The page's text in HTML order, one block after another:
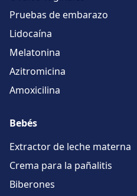
Pruebas de embarazo
Lidocaína
Melatonina
Azitromicina
Amoxicilina
Bebés
Extractor de leche materna
Crema para la pañalitis
Biberones